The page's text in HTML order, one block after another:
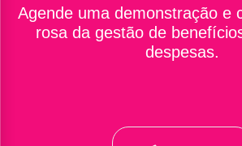
Agende uma demonstração e
rosa da gestão de
despesas.